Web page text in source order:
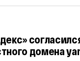
домена